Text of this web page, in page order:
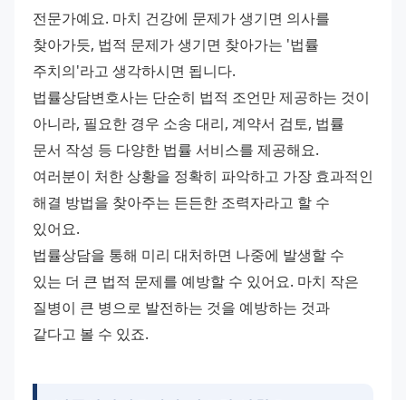
전문가예요. 마치 건강에 문제가 생기면 의사를
찾아가듯, 법적 문제가 생기면 찾아가는 '법률
주치의'라고 생각하시면 됩니다.
법률상담변호사는 단순히 법적 조언만 제공하는 것이
아니라, 필요한 경우 소송 대리, 계약서 검토, 법률
문서 작성 등 다양한 법률 서비스를 제공해요.
여러분이 처한 상황을 정확히 파악하고 가장 효과적인
해결 방법을 찾아주는 든든한 조력자라고 할 수
있어요.
법률상담을 통해 미리 대처하면 나중에 발생할 수
있는 더 큰 법적 문제를 예방할 수 있어요. 마치 작은
질병이 큰 병으로 발전하는 것을 예방하는 것과
같다고 볼 수 있죠.